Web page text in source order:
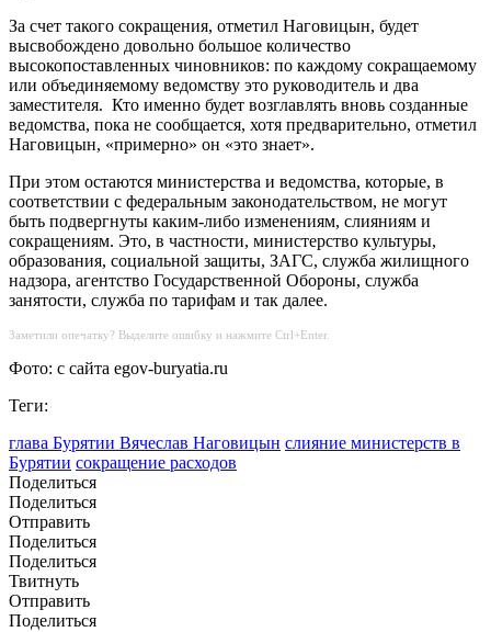
За счет такого сокращения, отметил Наговицын, будет
высвобождено довольно большое количество
высокопоставленных чиновников: по каждому сокращаемому
или объединяемому ведомству это руководитель и два
заместителя. Кто именно будет возглавлять вновь созданные
ведомства, пока не сообщается, хотя предварительно, отметил
Наговицын, «примерно» он «это знает».
При этом остаются министерства и ведомства, которые, в
соответствии с федеральным законодательством, не могут
быть подвергнуты каким-либо изменениям, слияниям и
сокращениям. Это, в частности, министерство культуры,
образования, социальной защиты, ЗАГС, служба жилищного
надзора, агентство Государственной Обороны, служба
занятости, служба по тарифам и так далее.
Заметили опечатку? Выделите ошибку и нажмите Ctrl+Enter.
Фото: с сайта egov-buryatia.ru
Теги:
глава Бурятии Вячеслав Наговицын слияние министерств в
Бурятии сокращение расходов
Поделиться
Поделиться
Отправить
Поделиться
Поделиться
Твитнуть
Отправить
Поделиться